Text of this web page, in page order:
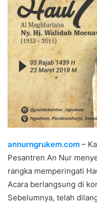
annurngrukem.com –
Pesantren An Nur
rangka memperingati
Acara berlangsung di
Sebelumnya, telah